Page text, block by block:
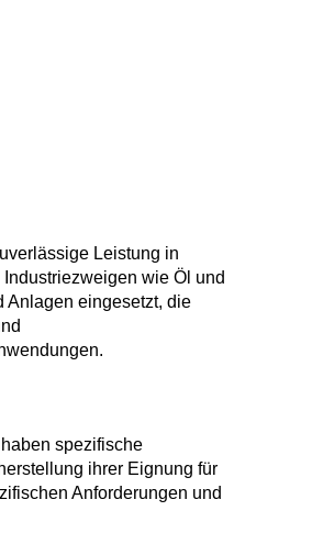
Leistung in
wie Öl und
Anlagen eingesetzt, die
spezifische
ihrer Eignung für
Anforderungen und